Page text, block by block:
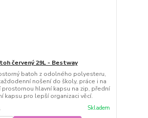
červený 29L - Bestway
batoh z odolného polyesteru,
nošení do školy, práce i na
prostornou hlavní kapsu na zip, přední
kapsu pro lepší organizaci věcí.
Skladem